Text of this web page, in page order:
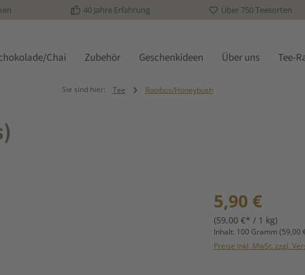
40 Jahre Erfahrung Über 750 Teesorten
Chai Zubehör Geschenkideen Über uns Tee-
Sie sind hier: Tee Rooibos/Honeybush
Regulärer Preis:
5,90 €
(59,00 €* / 1 kg)
Inhalt: 100 Gramm (59,00
Preise inkl. MwSt. zzgl.